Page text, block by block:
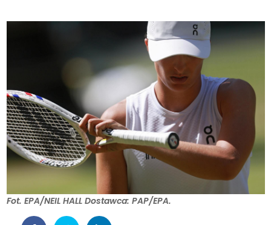
Fot. EPA/NEIL HALL Dostawca: PAP/EPA.